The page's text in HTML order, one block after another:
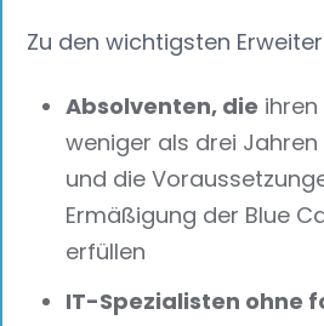
Zu den wichtigsten
Absolventen, die
weniger als drei
und die
Ermäßigung der Blue
erfüllen
IT-Spezialisten ohne